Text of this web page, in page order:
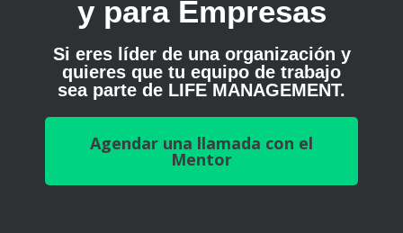
y para Empresas
Si eres líder de una organización y
quieres que tu equipo de trabajo
sea parte de LIFE MANAGEMENT.
Agendar una llamada con el
Mentor